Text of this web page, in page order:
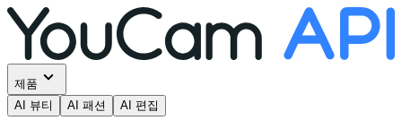
제품
AI 뷰티
AI 패션 AI 편집